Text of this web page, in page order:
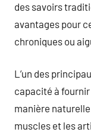
des savoirs
avantages pour
chroniques ou
L’un des
capacité à
manière
muscles et les